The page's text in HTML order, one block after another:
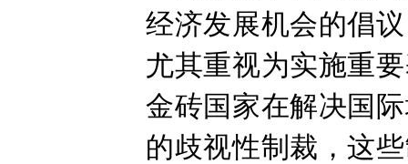
经济发展机会的倡
尤其重视为实施重
金砖国家在解决国
的歧视性制裁，这